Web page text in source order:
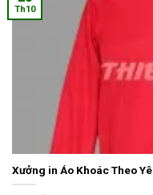
Xưởng in Áo Khoác Theo
Th10